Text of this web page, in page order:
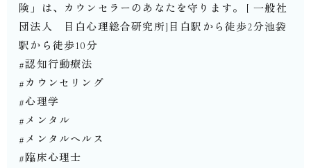
険」は、カウンセラーのあなたを守ります。⁡⁡⁡[ 一般社
団法人 目白心理総合研究所]目白駅から徒歩2分池袋
駅から徒歩10分⁡⁡
#認知行動療法
#カウンセリング
#心理学
#メンタル
#メンタルヘルス
#臨床心理士